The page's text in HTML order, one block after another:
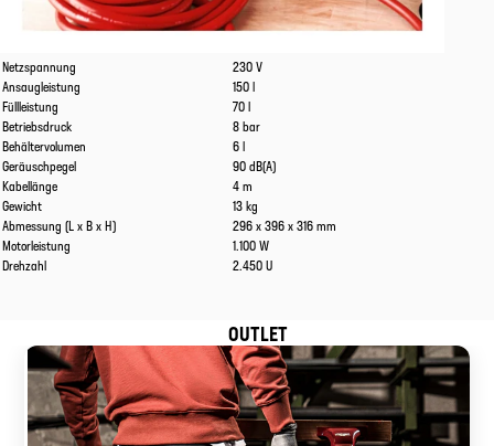
Eigenschaften
Netzspannung
230 V
Ansaugleistung
150 l
Füllleistung
70 l
Betriebsdruck
8 bar
Behältervolumen
6 l
Geräuschpegel
90 dB(A)
Kabellänge
4 m
Gewicht
13 kg
Abmessung (L x B x H)
296 x 396 x 316 mm
Motorleistung
1.100 W
Drehzahl
2.450 U
OUTLET